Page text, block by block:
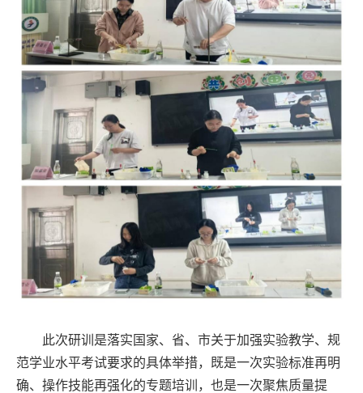
此次研训是落实国家、省、市关于加强实验教学、规
范学业水平考试要求的具体举措，既是一次实验标准再明
确、操作技能再强化的专题培训，也是一次聚焦质量提